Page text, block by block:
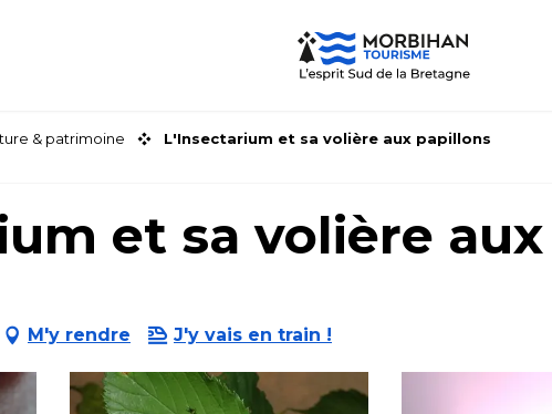
& patrimoine L'Insectarium et sa volière aux papillons
et sa volière
M'y rendre J'y vais en train !